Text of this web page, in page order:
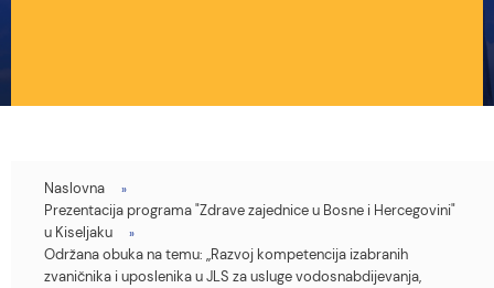
You
are
here
Naslovna
Prezentacija programa "Zdrave zajednice u Bosne i Hercegovini"
u Kiseljaku
Održana obuka na temu: „Razvoj kompetencija izabranih
zvaničnika i uposlenika u JLS za usluge vodosnabdijevanja,